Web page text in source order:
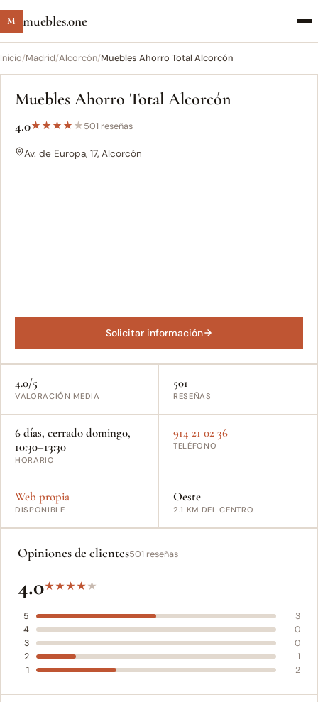
M muebles.one
Inicio/Madrid/Alcorcón/Muebles Ahorro Total Alcorcón
Muebles Ahorro Total Alcorcón
4.0★★★★★501 reseñas
Av. de Europa, 17, Alcorcón
Solicitar información
4.0/5
VALORACIÓN MEDIA
501
RESEÑAS
6 días, cerrado domingo,
10:30–13:30
HORARIO
914 21 02 36
TELÉFONO
Web propia
DISPONIBLE
Oeste
2.1 KM DEL CENTRO
Opiniones de clientes501 reseñas
4.0★★★★★
5
3
4
0
3
0
2
1
1
2